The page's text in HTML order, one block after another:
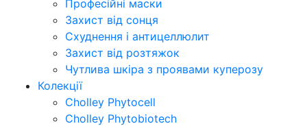
Професійні маски
Захист від сонця
Схуднення і антицеллюлит
Захист від розтяжок
Чутлива шкіра з проявами куперозу
Колекції
Cholley Phytocell
Cholley Phytobiotech